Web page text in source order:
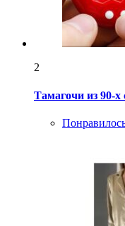
2
Тамагочи из 90-х